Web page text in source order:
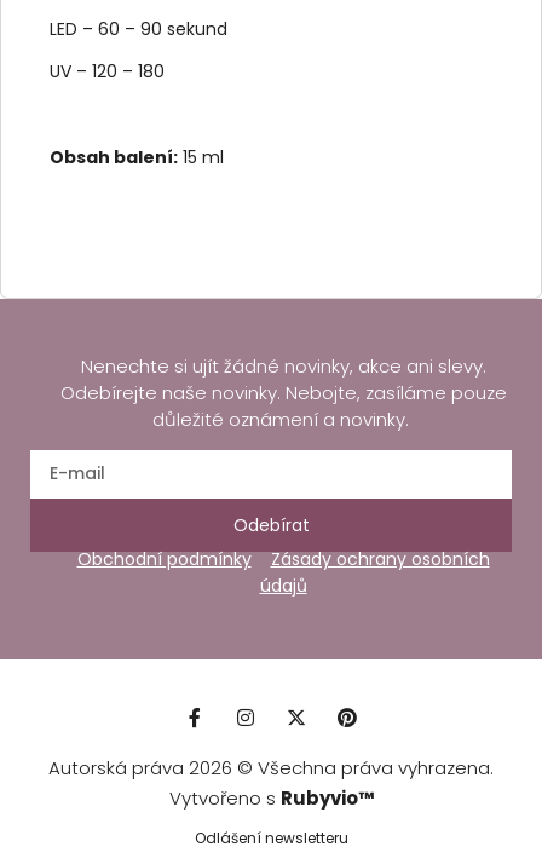
LED – 60 – 90 sekund
UV – 120 – 180
Obsah balení: 15 ml
Nenechte si ujít žádné novinky, akce ani slevy.
Odebírejte naše novinky. Nebojte, zasíláme pouze
důležité oznámení a novinky.
Odebírat
Obchodní podmínky
Zásady ochrany osobních
údajů
Autorská práva 2026 © Všechna práva vyhrazena.
Vytvořeno s Rubyvio™
Odlášení newsletteru